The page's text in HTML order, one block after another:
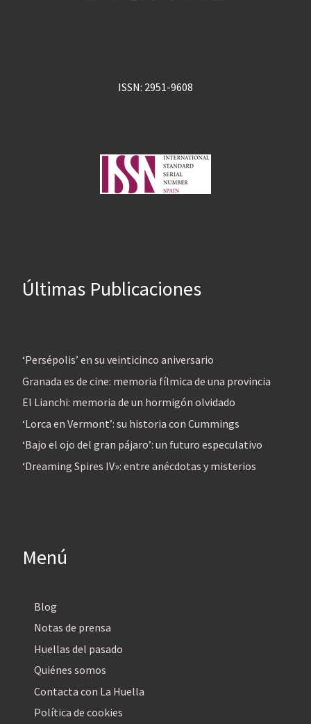
ISSN: 2951-9608
Últimas Publicaciones
‘Persépolis’ en su veinticinco aniversario
Granada es de cine: memoria fílmica de una provincia
El Lianchi: memoria de un hormigón olvidado
‘Lorca en Vermont’: su historia con Cummings
‘Bajo el ojo del gran pájaro’: un futuro especulativo
‘Dreaming Spires IV»: entre anécdotas y misterios
Menú
Blog
Notas de prensa
Huellas del pasado
Quiénes somos
Contacta con La Huella
Política de cookies